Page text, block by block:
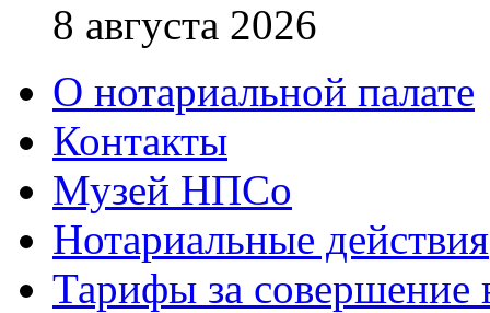
8 августа 2026
О нотариальной палате
Контакты
Музей НПСо
Нотариальные действия
Тарифы за совершение